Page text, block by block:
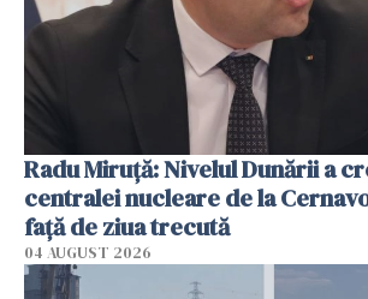
Radu Miruţă: Nivelul Dunării a
centralei nucleare de la
faţă de ziua trecută
04 AUGUST 2026